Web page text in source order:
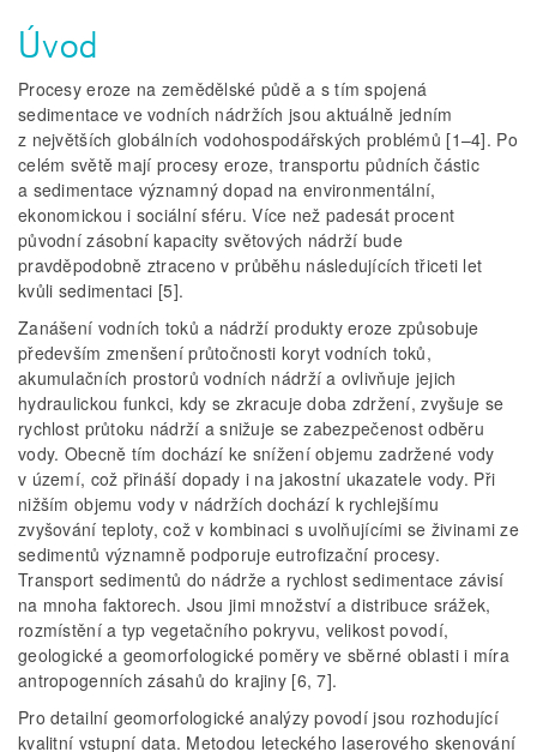
Úvod
Procesy eroze na zemědělské půdě a s tím spojená
sedimentace ve vodních nádržích jsou aktuálně jedním
z největších globálních vodohospodářských problémů [1–4]. Po
celém světě mají procesy eroze, transportu půdních částic
a sedimentace významný dopad na environmentální,
ekonomickou i sociální sféru. Více než padesát procent
původní zásobní kapacity světových nádrží bude
pravděpodobně ztraceno v průběhu následujících třiceti let
kvůli sedimentaci [5].
Zanášení vodních toků a nádrží produkty eroze způsobuje
především zmenšení průtočnosti koryt vodních toků,
akumulačních prostorů vodních nádrží a ovlivňuje jejich
hydraulickou funkci, kdy se zkracuje doba zdržení, zvyšuje se
rychlost průtoku nádrží a snižuje se zabezpečenost odběru
vody. Obecně tím dochází ke snížení objemu zadržené vody
v území, což přináší dopady i na jakostní ukazatele vody. Při
nižším objemu vody v nádržích dochází k rychlejšímu
zvyšování teploty, což v kombinaci s uvolňujícími se živinami ze
sedimentů významně podporuje eutrofizační procesy.
Transport sedimentů do nádrže a rychlost sedimentace závisí
na mnoha faktorech. Jsou jimi množství a distribuce srážek,
rozmístění a typ vegetačního pokryvu, velikost povodí,
geologické a geomorfologické poměry ve sběrné oblasti i míra
antropogenních zásahů do krajiny [6, 7].
Pro detailní geomorfologické analýzy povodí jsou rozhodující
kvalitní vstupní data. Metodou leteckého laserového skenování